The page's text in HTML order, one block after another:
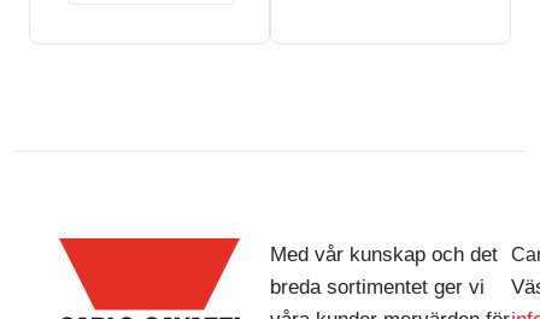
Med vår kunskap och det
breda sortimentet ger vi